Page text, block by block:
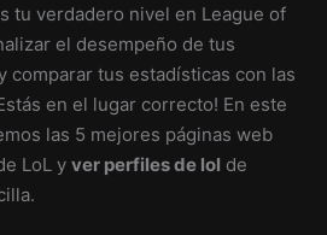
tu verdadero nivel en League of
el desempeño de tus
comparar tus estadísticas con las
en el lugar correcto! En este
las 5 mejores páginas web
LoL yver perfiles de lol de